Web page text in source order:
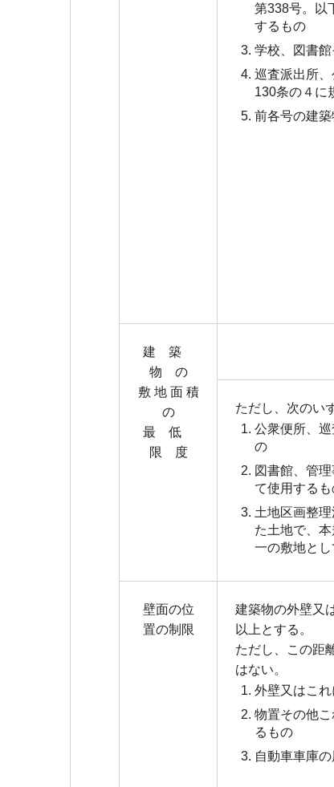
第338号。以
するもの
学校、図書
巡査派出所
130条の４に
前各号の建
建 築
物 の
敷 地 面 積
の
最 低
限 度
ただし、次のい
公衆便所、
の
図書館、管
て使用するも
土地区画整
た土地で、
一の敷地と
壁面の位
置の制限
建築物の外壁又
以上とする。
ただし、この距
はない。
外壁又はこ
物置その他
るもの
自動車車庫